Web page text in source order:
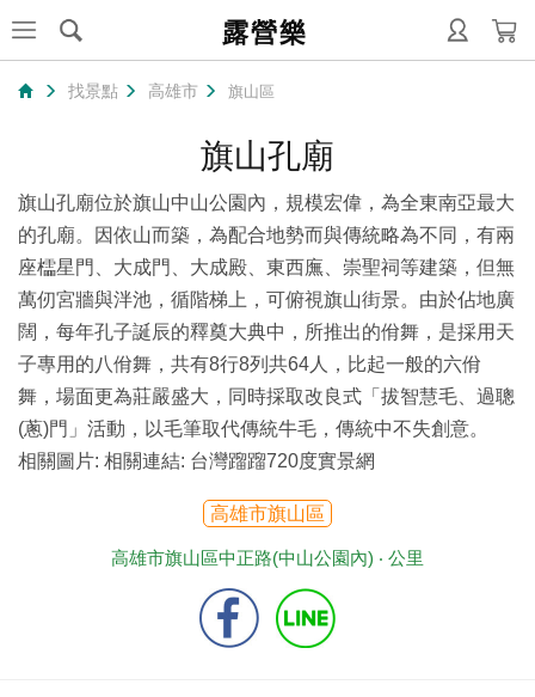
露營樂
找景點 高雄市 旗山區
旗山孔廟
旗山孔廟位於旗山中山公園內，規模宏偉，為全東南亞最大
的孔廟。因依山而築，為配合地勢而與傳統略為不同，有兩
座櫺星門、大成門、大成殿、東西廡、崇聖祠等建築，但無
萬仞宮牆與泮池，循階梯上，可俯視旗山街景。由於佔地廣
闊，每年孔子誕辰的釋奠大典中，所推出的佾舞，是採用天
子專用的八佾舞，共有8行8列共64人，比起一般的六佾
舞，場面更為莊嚴盛大，同時採取改良式「拔智慧毛、過聰
(蔥)門」活動，以毛筆取代傳統牛毛，傳統中不失創意。
相關圖片: 相關連結: 台灣蹓蹓720度實景網
高雄市旗山區
高雄市旗山區中正路(中山公園內) ‧ 公里